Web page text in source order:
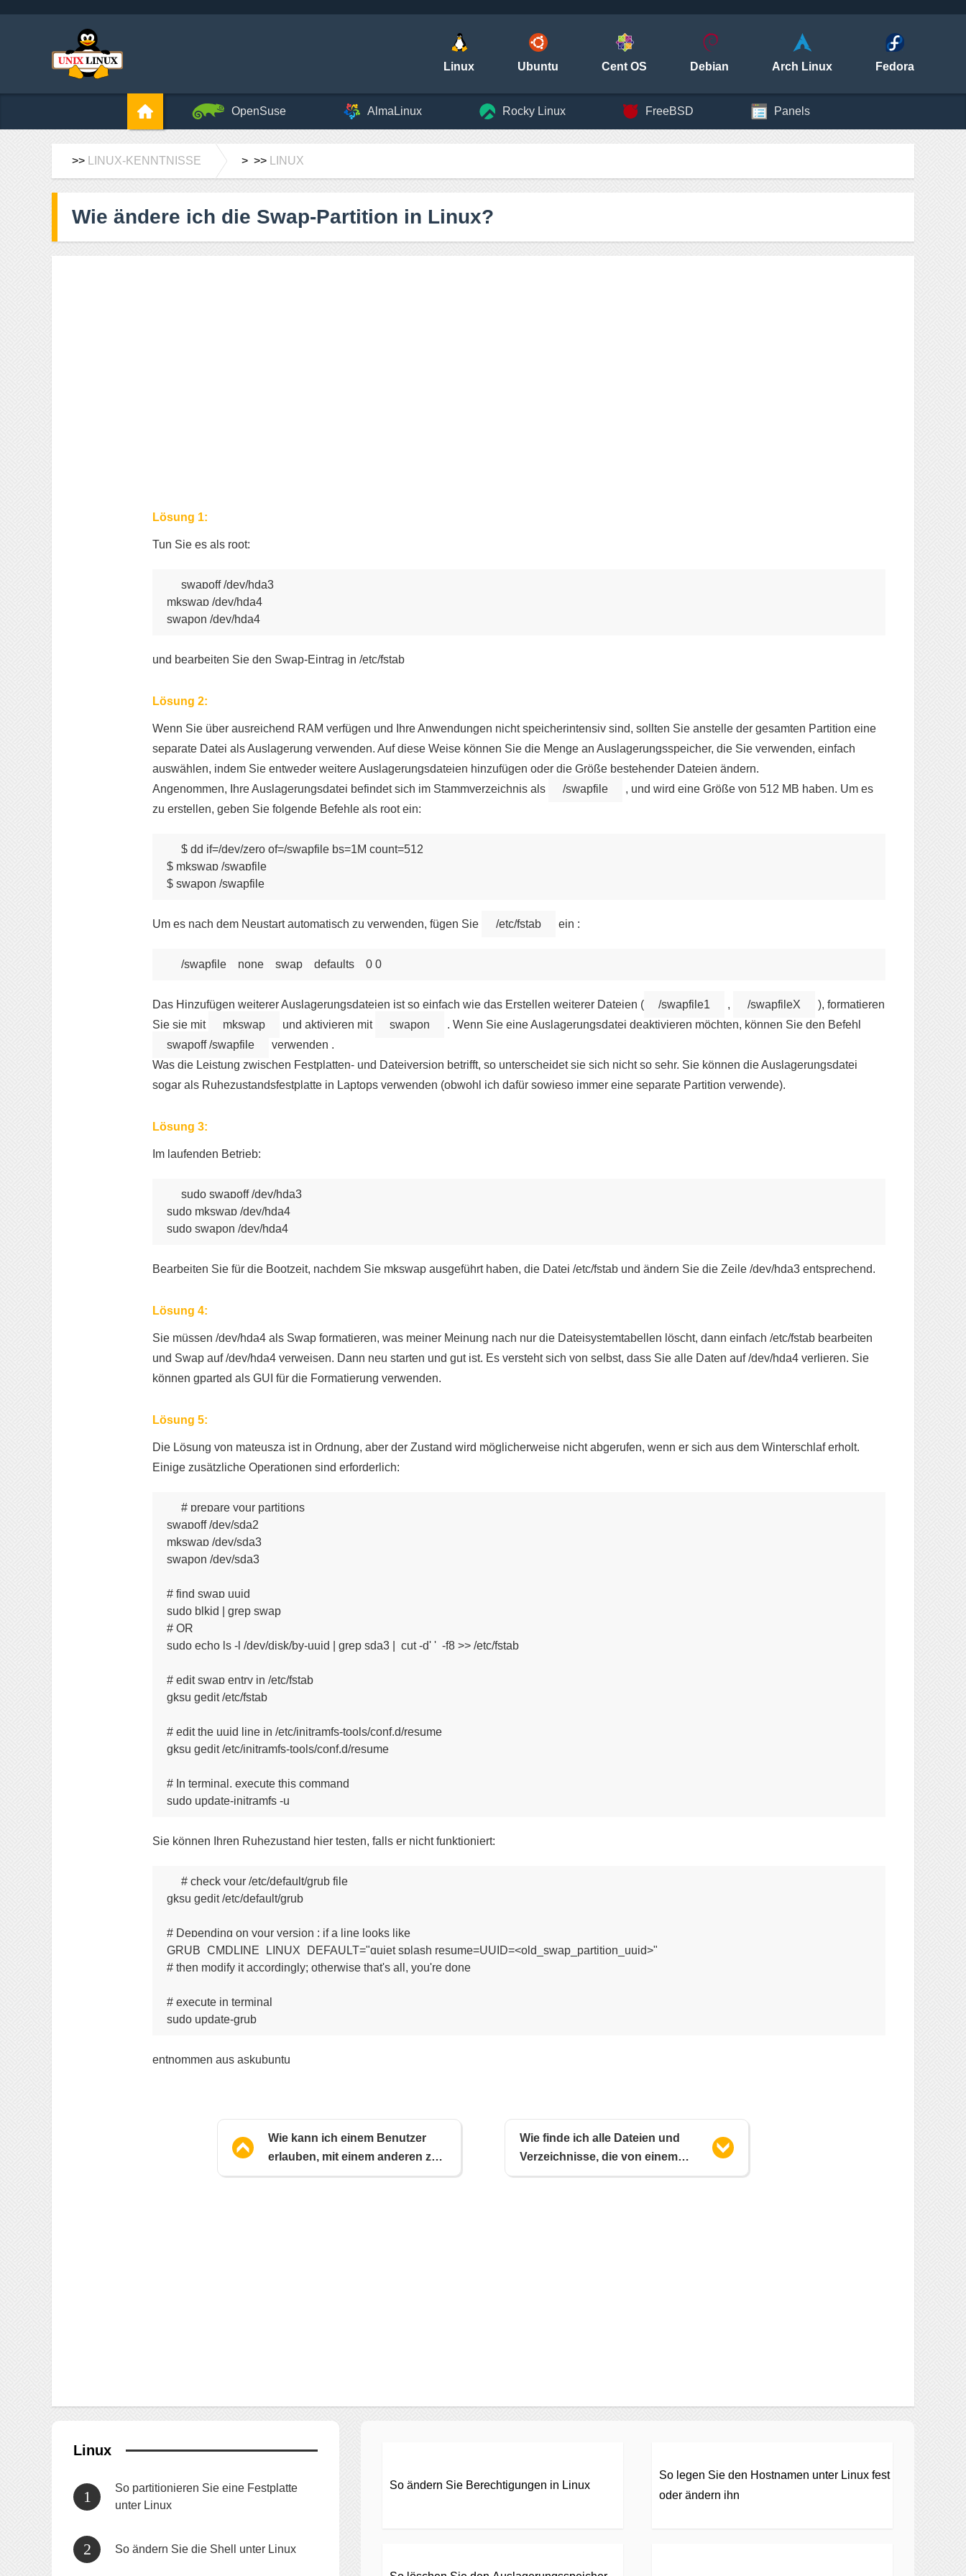
Linux Ubuntu Cent OS Debian Arch Linux Fedora
OpenSuse AlmaLinux Rocky Linux FreeBSD Panels
>> LINUX-KENNTNISSE > >> LINUX
Wie ändere ich die Swap-Partition in Linux?
Lösung 1:
Tun Sie es als root:
swapoff /dev/hda3
mkswap /dev/hda4
und bearbeiten Sie den Swap-Eintrag in /etc/fstab
Lösung 2:
Wenn Sie über ausreichend RAM verfügen und Ihre Anwendungen nicht speicherintensiv sind, sollten Sie anstelle der gesamten Partition eine
separate Datei als Auslagerung verwenden. Auf diese Weise können Sie die Menge an Auslagerungsspeicher, die Sie verwenden, einfach
auswählen, indem Sie entweder weitere Auslagerungsdateien hinzufügen oder die Größe bestehender Dateien ändern.
Angenommen, Ihre Auslagerungsdatei befindet sich im Stammverzeichnis als
/swapfile
, und wird eine Größe von 512 MB haben. Um es
zu erstellen, geben Sie folgende Befehle als root ein:
$ dd if=/dev/zero of=/swapfile bs=1M count=512
$ mkswap /swapfile
Um es nach dem Neustart automatisch zu verwenden, fügen Sie /etc/fstab ein :
Das Hinzufügen weiterer Auslagerungsdateien ist so einfach wie das Erstellen weiterer Dateien ( /swapfile1 , /swapfileX
), formatieren
Sie sie mit
mkswap und aktivieren mit swapon
. Wenn Sie eine Auslagerungsdatei deaktivieren möchten, können Sie den Befehl
swapoff /swapfile
verwenden .
Was die Leistung zwischen Festplatten- und Dateiversion betrifft, so unterscheidet sie sich nicht so sehr. Sie können die Auslagerungsdatei
sogar als Ruhezustandsfestplatte in Laptops verwenden (obwohl ich dafür sowieso immer eine separate Partition verwende).
Lösung 3:
Im laufenden Betrieb:
sudo swapoff /dev/hda3
sudo mkswap /dev/hda4
Bearbeiten Sie für die Bootzeit, nachdem Sie mkswap ausgeführt haben, die Datei /etc/fstab und ändern Sie die Zeile /dev/hda3 entsprechend.
Lösung 4:
Sie müssen /dev/hda4 als Swap formatieren, was meiner Meinung nach nur die Dateisystemtabellen löscht, dann einfach /etc/fstab bearbeiten
und Swap auf /dev/hda4 verweisen. Dann neu starten und gut ist. Es versteht sich von selbst, dass Sie alle Daten auf /dev/hda4 verlieren. Sie
können gparted als GUI für die Formatierung verwenden.
Lösung 5:
Die Lösung von mateusza ist in Ordnung, aber der Zustand wird möglicherweise nicht abgerufen, wenn er sich aus dem Winterschlaf erholt.
Einige zusätzliche Operationen sind erforderlich:
# prepare your partitions
swapoff /dev/sda2
mkswap /dev/sda3
swapon /dev/sda3
# find swap uuid
sudo blkid | grep swap
# OR
sudo echo ls -l /dev/disk/by-uuid | grep sda3 |  cut -d' '  -f8 >> /etc/fstab
# edit swap entry in /etc/fstab
gksu gedit /etc/fstab
# edit the uuid line in /etc/initramfs-tools/conf.d/resume
gksu gedit /etc/initramfs-tools/conf.d/resume
# In terminal, execute this command
Sie können Ihren Ruhezustand hier testen, falls er nicht funktioniert:
# check your /etc/default/grub file
gksu gedit /etc/default/grub
# Depending on your version : if a line looks like
GRUB_CMDLINE_LINUX_DEFAULT="quiet splash resume=UUID=<old_swap_partition_uuid>"
# then modify it accordingly; otherwise that's all, you're done
# execute in terminal
entnommen aus askubuntu
Wie kann ich einem Benutzer
erlauben, mit einem anderen zu
su, ohne Root-Zugriff
Wie finde ich alle Dateien und
Verzeichnisse, die von einem
bestimmten Benutzer
Linux
So partitionieren Sie eine Festplatte
unter Linux
So ändern Sie die Shell unter Linux
So ändern Sie Berechtigungen in Linux
So legen Sie den Hostnamen unter Linux fest
oder ändern ihn